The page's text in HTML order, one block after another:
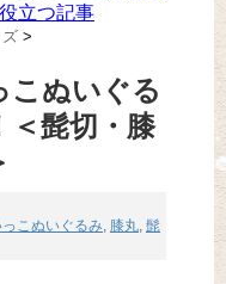
立つ記事
>
こぬいぐる
＜髭切・膝
こぬいぐるみ, 膝丸, 髭